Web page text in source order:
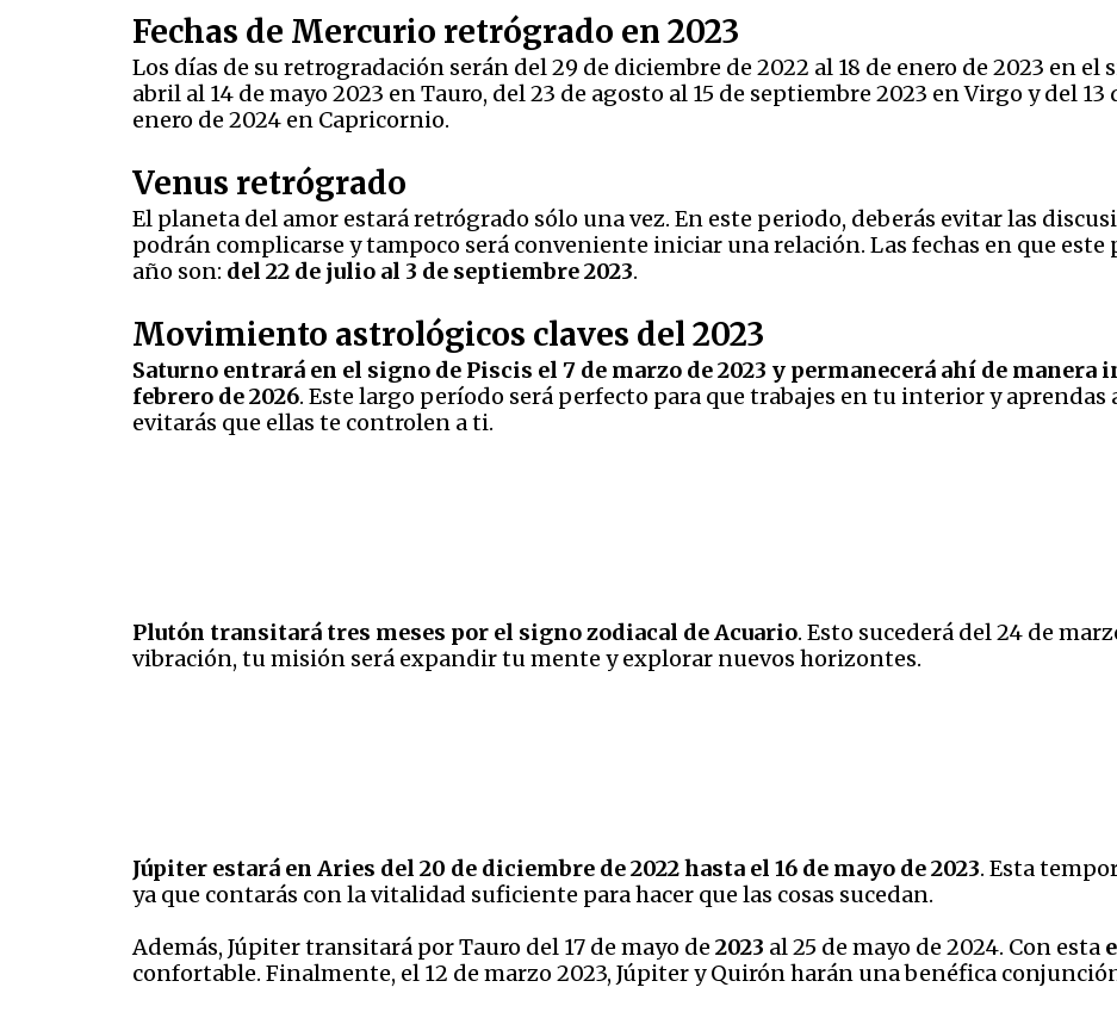
Fechas de Mercurio retrógrado en 2023
Los días de su retrogradación serán del 29 de diciembre de 2022 al 18 de enero de 2023 en el
abril al 14 de mayo 2023 en Tauro, del 23 de agosto al 15 de septiembre 2023 en Virgo y del 13
enero de 2024 en Capricornio.
Venus retrógrado
El planeta del amor estará retrógrado sólo una vez. En este periodo, deberás evitar las
podrán complicarse y tampoco será conveniente iniciar una relación. Las fechas en que
año son: del 22 de julio al 3 de septiembre 2023.
Movimiento astrológicos claves del 2023
Saturno entrará en el signo de Piscis el 7 de marzo de 2023 y permanecerá ahí de manera
febrero de 2026. Este largo período será perfecto para que trabajes en tu interior y aprendas
evitarás que ellas te controlen a ti.
Plutón transitará tres meses por el signo zodiacal de Acuario. Esto sucederá del 24 de
vibración, tu misión será expandir tu mente y explorar nuevos horizontes.
Júpiter estará en Aries del 20 de diciembre de 2022 hasta el 16 de mayo de 2023. Esta
ya que contarás con la vitalidad suficiente para hacer que las cosas sucedan.
Además, Júpiter transitará por Tauro del 17 de mayo de 2023 al 25 de mayo de 2024. Con esta
confortable. Finalmente, el 12 de marzo 2023, Júpiter y Quirón harán una benéfica